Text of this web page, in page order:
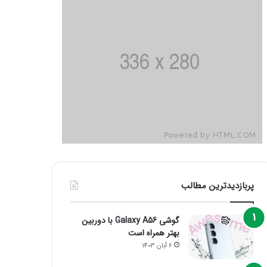
پربازدیدترین مطالب
گوشی Galaxy A56 با دوربین
بهتر همراه است
6 آبان 1403